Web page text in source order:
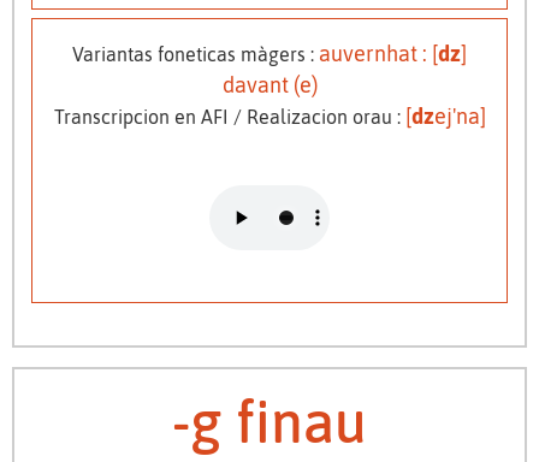
Variantas foneticas màgers : auvernhat : [dz]
davant (e)
Transcripcion en AFI / Realizacion orau : [dzej'na]
-g finau